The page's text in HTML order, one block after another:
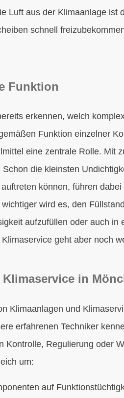
Luft aus der Klimaanlage ist
schnell
Funktion
erkennen, welch
Funktion einzelner
eine zentrale Rolle. Mit
die kleinsten
können, führen
wird es, den
aufzufüllen oder auch in
geht aber noch
in
Klimaanlagen und
erfahrenen Techniker
Kontrolle, Regulierung oder
um:
auf